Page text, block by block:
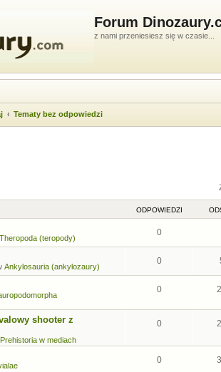
Forum
z nami przeniesiesz się w czasie...
Tematy bez odpowiedzi
ODPOWIEDZI
Theropoda (teropody)
0
Ankylosauria (ankylozaury)
0
0
shooter z
Prehistoria w mediach
0
0